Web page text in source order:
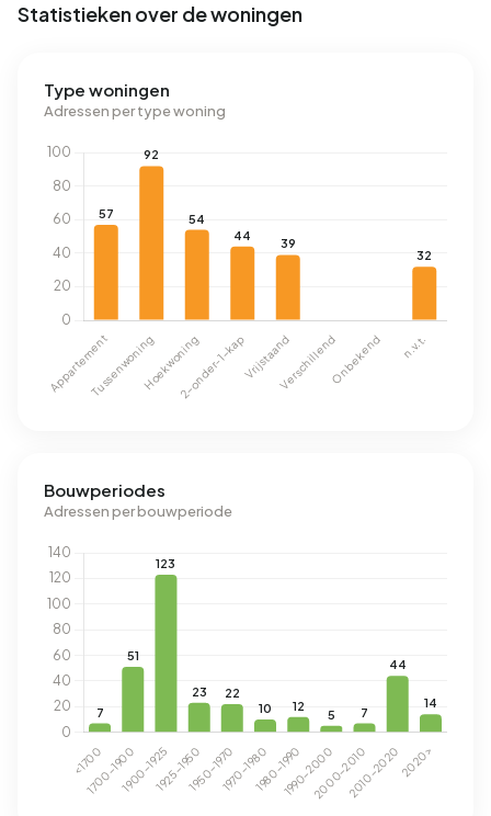
Statistieken over de woningen
Type woningen
Adressen per type woning
Bouwperiodes
Adressen per bouwperiode